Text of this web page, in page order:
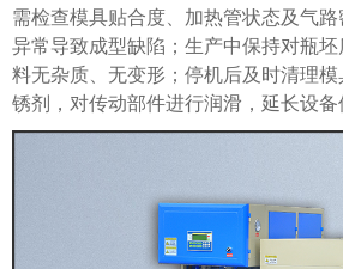
需检查模具贴合度、加热管状态及气路
异常导致成型缺陷；生产中保持对瓶坯
料无杂质、无变形；停机后及时清理
锈剂，对传动部件进行润滑，延长设备